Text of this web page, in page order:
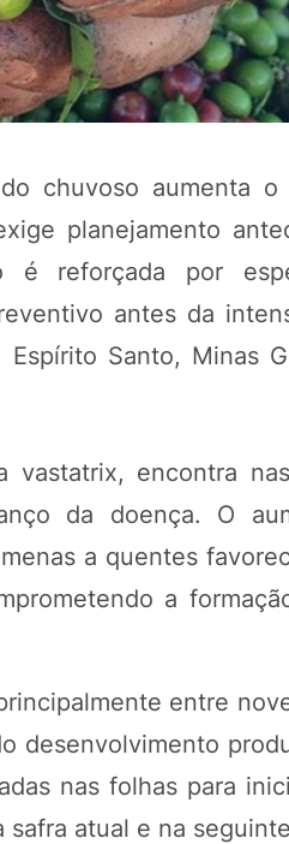
chuvoso aumenta
planejamento
reforçada por
antes da
Santo, Minas
encontra
da doença. O
a quentes
a
entre
desenvolvimento
nas folhas para
atual e na